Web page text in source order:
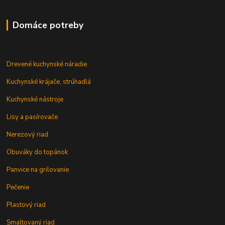
Domáce potreby
Drevené kuchynské náradie
Kuchynské krájače, strúhadlá
Kuchynské nástroje
Lisy a pasírovače
Nerezový riad
Obuváky do topánok
Panvice na grilovanie
Pečenie
Plastový riad
Smaltovaný riad